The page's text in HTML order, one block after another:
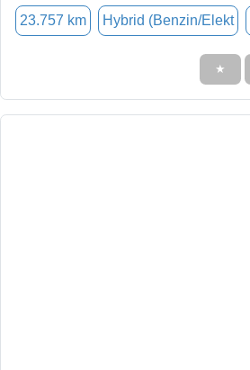
23.757 km Hybrid (Benzin/Elekt
★